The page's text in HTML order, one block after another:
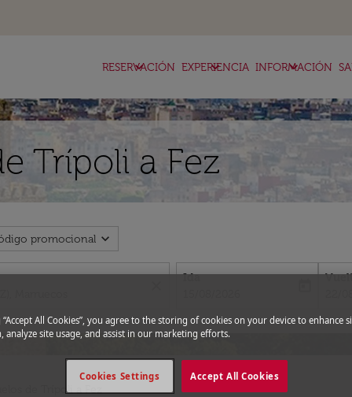
RESERVACIÓN
keyboard_arrow_down EXPERIENCIA
keyboard_arrow_down INFORMACIÓN
keyboard_arrow_down
Trípoli a Fez
promocional expand_more
Ida
fc-
de Trípoli a Fez
“Accept All Cookies”, you agree to the storing of cookies on your device to enhance
analyze site usage, and assist in our marketing efforts.
Accept All Cookies
Cookies Settings